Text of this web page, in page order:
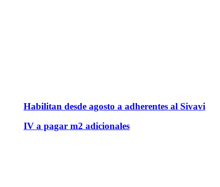
Habilitan desde agosto a adherentes al Sivavi
IV a pagar m2 adicionales